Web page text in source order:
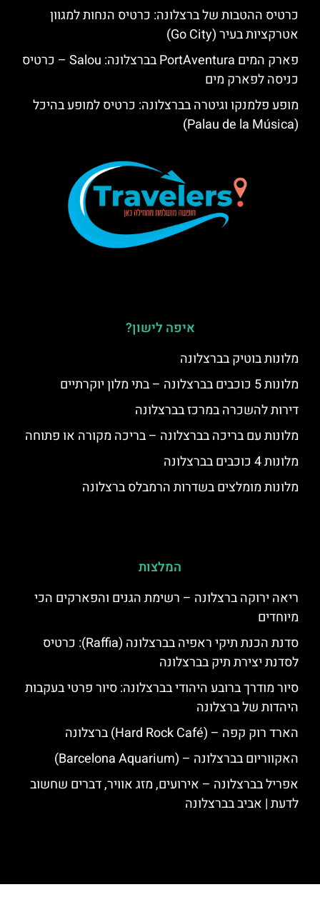
כרטיס ההטבות של ברצלונה: כרטיס הנחות למגוון
אטרקציות בעיר (Go City)
פארק המים PortAventura בברצלונה: Salou – כרטיס
כניסה לפארק מים
מופע פלמנקו וגיטרה בברצלונה: כרטיס למופע בהיכל
(Palau de la Música)
איפה לישון?
מלונות בוטיק בברצלונה
מלונות 5 כוכבים בברצלונה – בתי מלון יוקרתיים
דירות להשכרה במרכז בברצלונה
מלונות עם בריכה בברצלונה – בריכה מקורה או פתוחה
מלונות 4 כוכבים בברצלונה
מלונות מומלצים בשדרות הרמבלס ברצלונה
המלצות
ריאה ירוקה ברצלונה – רשימת הגנים והפארקים הכי
מיוחדים
סדנת הכנת תיקי ראפיה בברצלונה (Raffia): כרטיס
לסדנת יצירת תיק בברצלונה
סיור מודרך ברובע היהודי בברצלונה: סיור פרטי בעקבות
היהדות של ברצלונה
הארד רוק קפה – (Hard Rock Café) ברצלונה
האקווריום בברצלונה – (Barcelona Aquarium)
אפריל בברצלונה – אירועים, מזג אוויר, דברים שחשוב
לדעת | אביב בברצלונה